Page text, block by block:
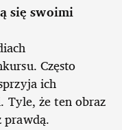
się swoimi
Często
ich
Tyle, że ten obraz
prawdą.